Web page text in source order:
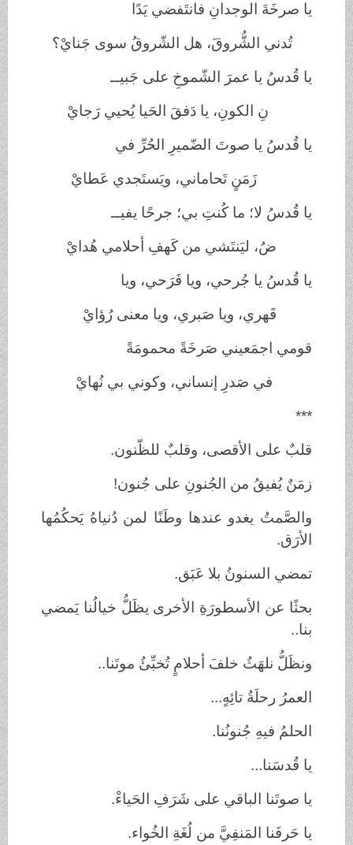
يا صرخَةَ الوجدانِ فانتَفضي يَدًا
تُدني الشُّروقَ، هل الشّروقُ سوى جَنايْ؟
يا قُدسُ يا عمرَ الشّموخِ على جَبيــ
نِ الكونِ، يا دَفقَ الحَيا يُحيي رَجايْ
يا قُدسُ يا صوتَ الضّميرِ الحُرِّ في
زَمَنٍ تَحاماني، ويَستَجدي عَطايْ
يا قُدسُ لا؛ ما كُنتِ بي؛ جرحًا يفيــ
ضُ، ليَنتَشي من كَهفِ أحلامي هُدايْ
يا قُدسُ يا جُرحي، ويا فَرَحي، ويا
قَهري، ويا صَبري، ويا معنى رُؤايْ
قومي اجمَعيني صَرخَةً محمومَةً
في صَدرِ إنساني، وكوني بي نُهايْ
***
قلبٌ على الأقصى، وقلبٌ للظّنون.
زمَنٌ يُفيقُ من الجُنونِ على جُنون!
والصَّمتُ يغدو عندها وطَنًا لمن دُنياهُ يَحكُمُها
الأرَق.
تمضي السنونُ بلا عَبَق.
بحثًا عن الأسطورَةِ الأخرى يظَلُّ خيالُنا يَمضي
بنا..
ونظَلُّ نلهَثُ خلفَ أحلامٍ تُخبِّئُ موتَنا..
العمرُ رحلَةُ تائِهٍ...
الحلمُ فيهِ جُنونُنا.
يا قُدسَنا...
يا صوتَنا الباقي على شَرَفِ الحَياءْ.
يا حَرفَنا المَنفِيَّ من لُغَةِ الخُواء.